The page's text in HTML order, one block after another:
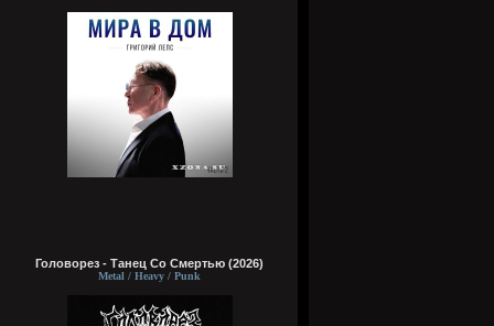
Головорез - Tанец Со Смертью (2026)
Metal / Heavy / Punk